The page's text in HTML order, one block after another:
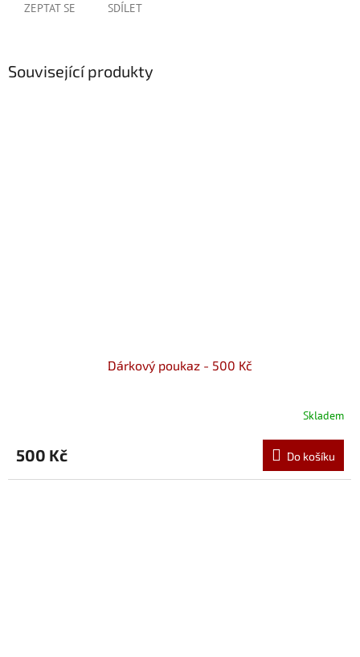
ZEPTAT SE SDÍLET
Související produkty
Dárkový poukaz - 500 Kč
Skladem
500 Kč Do košíku